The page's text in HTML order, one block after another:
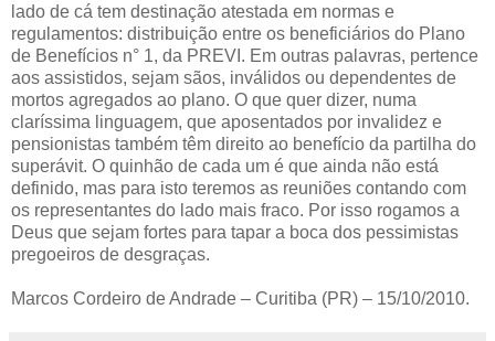
lado de cá tem destinação atestada em normas e
regulamentos: distribuição entre os beneficiários do Plano
de Benefícios n° 1, da PREVI. Em outras palavras, pertence
aos assistidos, sejam sãos, inválidos ou dependentes de
mortos agregados ao plano. O que quer dizer, numa
claríssima linguagem, que aposentados por invalidez e
pensionistas também têm direito ao benefício da partilha do
superávit. O quinhão de cada um é que ainda não está
definido, mas para isto teremos as reuniões contando com
os representantes do lado mais fraco. Por isso rogamos a
Deus que sejam fortes para tapar a boca dos pessimistas
pregoeiros de desgraças.
Marcos Cordeiro de Andrade – Curitiba (PR) – 15/10/2010.